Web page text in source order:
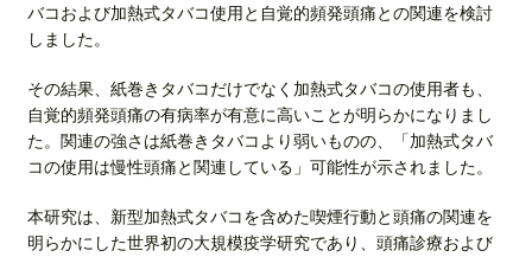
バコおよび加熱式タバコ使用と自覚的頻発頭痛との関連を検討
しました。
その結果、紙巻きタバコだけでなく加熱式タバコの使用者も、
自覚的頻発頭痛の有病率が有意に高いことが明らかになりまし
た。関連の強さは紙巻きタバコより弱いものの、「加熱式タバ
コの使用は慢性頭痛と関連している」可能性が示されました。
本研究は、新型加熱式タバコを含めた喫煙行動と頭痛の関連を
明らかにした世界初の大規模疫学研究であり、頭痛診療および